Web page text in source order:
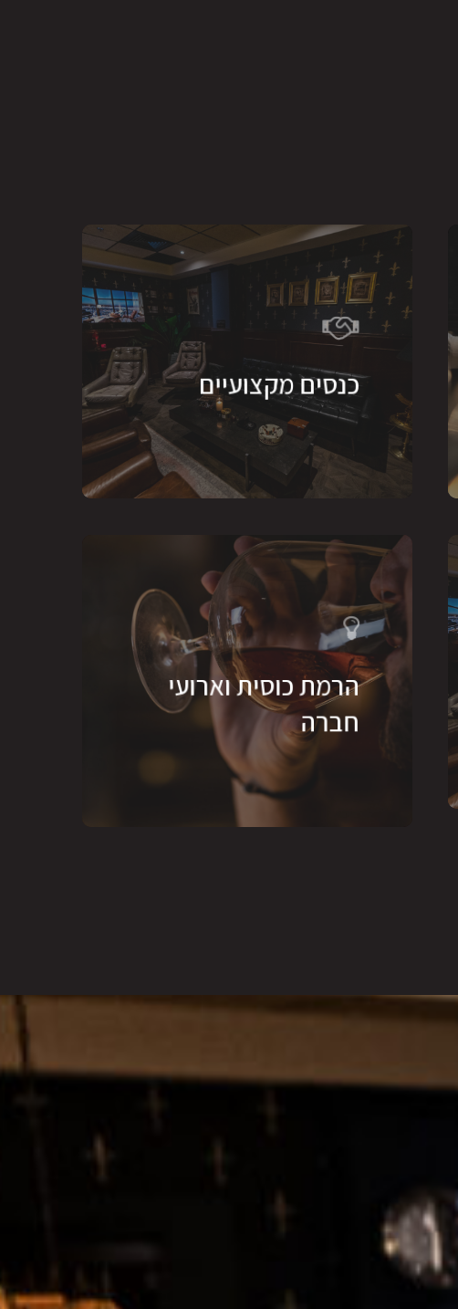
כנסים מקצועיים
הרמת כוסית וארועי
חברה